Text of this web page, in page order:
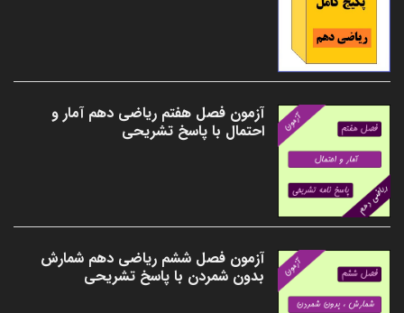
آزمون فصل هفتم ریاضی دهم آمار و
احتمال با پاسخ تشریحی
آزمون فصل ششم ریاضی دهم شمارش
بدون شمردن با پاسخ تشریحی